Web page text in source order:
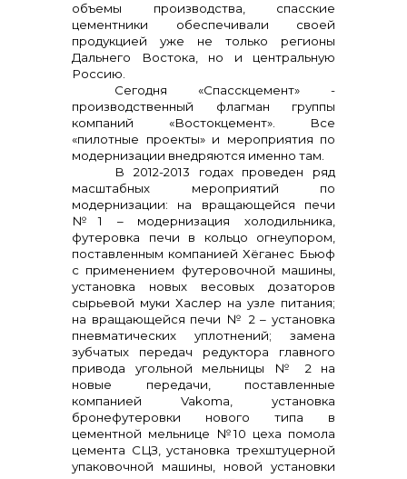
объемы производства, спасские
цементники обеспечивали своей
продукцией уже не только регионы
Дальнего Востока, но и центральную
Россию.
Сегодня «Спасскцемент» -
производственный флагман группы
компаний «Востокцемент». Все
«пилотные проекты» и мероприятия по
модернизации внедряются именно там.
В 2012-2013 годах проведен ряд
масштабных мероприятий по
модернизации: на вращающейся печи
№1 – модернизация холодильника,
футеровка печи в кольцо огнеупором,
поставленным компанией Хёганес Бьюф
с применением футеровочной машины,
установка новых весовых дозаторов
сырьевой муки Хаслер на узле питания;
на вращающейся печи № 2 – установка
пневматических уплотнений; замена
зубчатых передач редуктора главного
привода угольной мельницы № 2 на
новые передачи, поставленные
компанией Vakoma , установка
бронефутеровки нового типа в
цементной мельнице №10 цеха помола
цемента СЦЗ, установка трехштуцерной
упаковочной машины, новой установки